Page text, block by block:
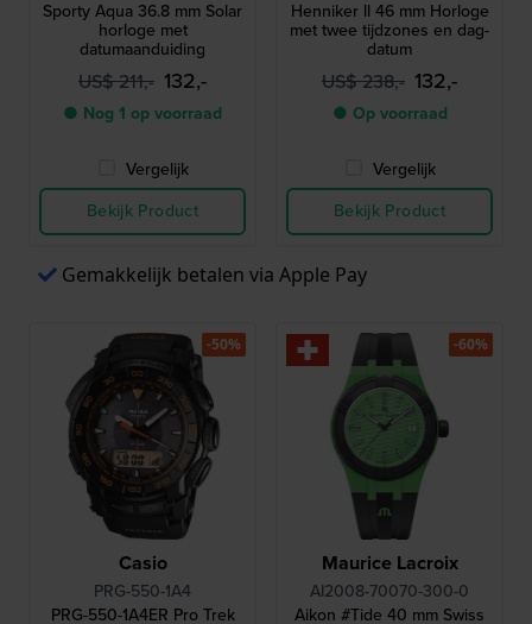
Sporty Aqua 36.8 mm Solar
horloge met
datumaanduiding
US$ 211,- 132,-
● Nog 1 op voorraad
Vergelijk
Bekijk Product
Henniker ll 46 mm Horloge
met twee tijdzones en dag-
datum
US$ 238,- 132,-
● Op voorraad
Vergelijk
Bekijk Product
Gemakkelijk betalen via Apple Pay
Casio
PRG-550-1A4
PRG-550-1A4ER Pro Trek
-50%
Maurice Lacroix
AI2008-70070-300-0
Aikon #Tide 40 mm Swiss
-60%